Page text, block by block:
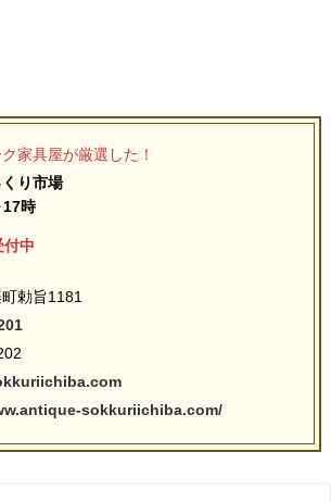
家具屋が厳選した！
り市場
17時
付中
勅旨1181
sokkuriichiba.com/